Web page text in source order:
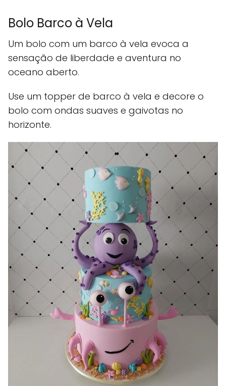
Bolo Barco à Vela
Um bolo com um barco à vela evoca a
sensação de liberdade e aventura no
oceano aberto.
Use um topper de barco à vela e decore o
bolo com ondas suaves e gaivotas no
horizonte.